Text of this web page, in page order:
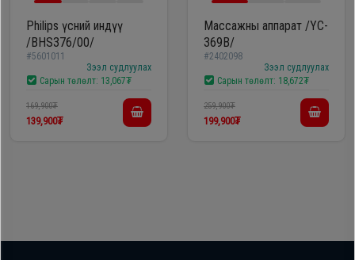
Philips үсний индүү
/BHS376/00/
#5601011
Зээл судлуулах
Сарын төлөлт: 13,067₮
169,900₮
139,900₮
Массажны аппарат /YC-
369B/
#2402098
Зээл судлуулах
Сарын төлөлт: 18,672₮
259,900₮
199,900₮